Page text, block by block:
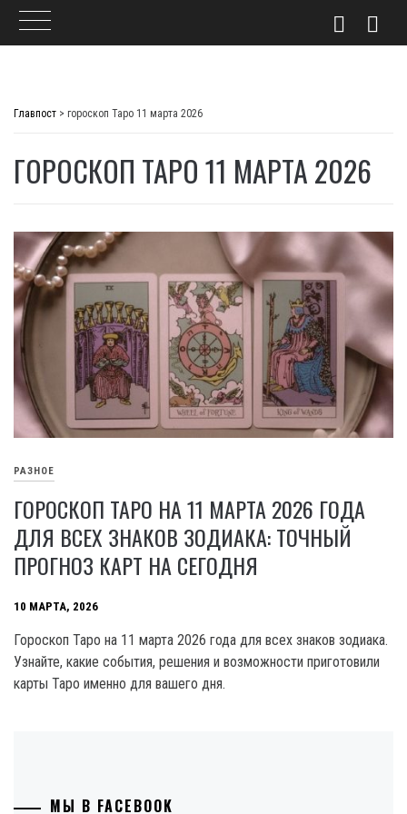
Главпост > гороскоп Таро 11 марта 2026
ГОРОСКОП ТАРО 11 МАРТА 2026
РАЗНОЕ
ГОРОСКОП ТАРО НА 11 МАРТА 2026 ГОДА
ДЛЯ ВСЕХ ЗНАКОВ ЗОДИАКА: ТОЧНЫЙ
ПРОГНОЗ КАРТ НА СЕГОДНЯ
10 МАРТА, 2026
Гороскоп Таро на 11 марта 2026 года для всех знаков зодиака.
Узнайте, какие события, решения и возможности приготовили
карты Таро именно для вашего дня.
МЫ В FACEBOOK